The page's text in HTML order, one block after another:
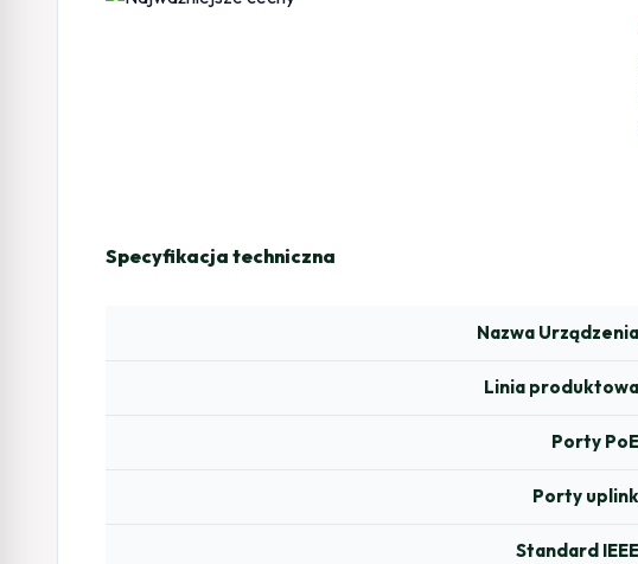
Specyfikacja techniczna
Nazwa Urządzenia
Linia produktowa
Porty PoE
Porty uplink
Standard IEEE